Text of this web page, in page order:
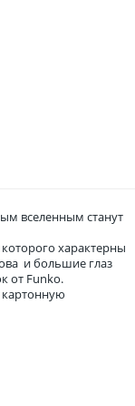
вселенным станут
характерны
и большие глаз
от Funko.